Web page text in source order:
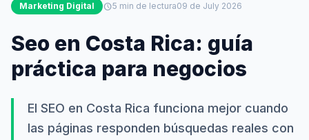
Marketing Digital schedule5 min de lectura09 de July 2026
Seo en Costa Rica: guía
práctica para negocios
El SEO en Costa Rica funciona mejor cuando
las páginas responden búsquedas reales con